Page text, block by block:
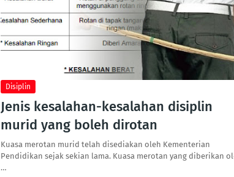
Disiplin
Jenis kesalahan-kesalahan disiplin
murid yang boleh dirotan
Kuasa merotan murid telah disediakan oleh Kementerian
Pendidikan sejak sekian lama. Kuasa merotan yang diberikan
…